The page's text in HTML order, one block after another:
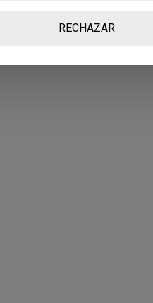
RECHAZAR